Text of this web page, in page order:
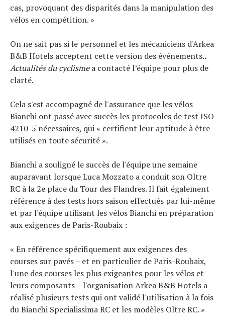
cas, provoquant des disparités dans la manipulation des
vélos en compétition. »
On ne sait pas si le personnel et les mécaniciens d'Arkea
B&B Hotels acceptent cette version des événements..
Actualités du cyclismea contacté l’équipe pour plus de
clarté.
Cela s'est accompagné de l'assurance que les vélos
Bianchi ont passé avec succès les protocoles de test ISO
4210-5 nécessaires, qui « certifient leur aptitude à être
utilisés en toute sécurité ».
Bianchi a souligné le succès de l'équipe une semaine
auparavant lorsque Luca Mozzato a conduit son Oltre
RC à la 2e place du Tour des Flandres. Il fait également
référence à des tests hors saison effectués par lui-même
et par l'équipe utilisant les vélos Bianchi en préparation
aux exigences de Paris-Roubaix :
« En référence spécifiquement aux exigences des
courses sur pavés – et en particulier de Paris-Roubaix,
l'une des courses les plus exigeantes pour les vélos et
leurs composants – l'organisation Arkea B&B Hotels a
réalisé plusieurs tests qui ont validé l'utilisation à la fois
du Bianchi Specialissima RC et les modèles Oltre RC. »